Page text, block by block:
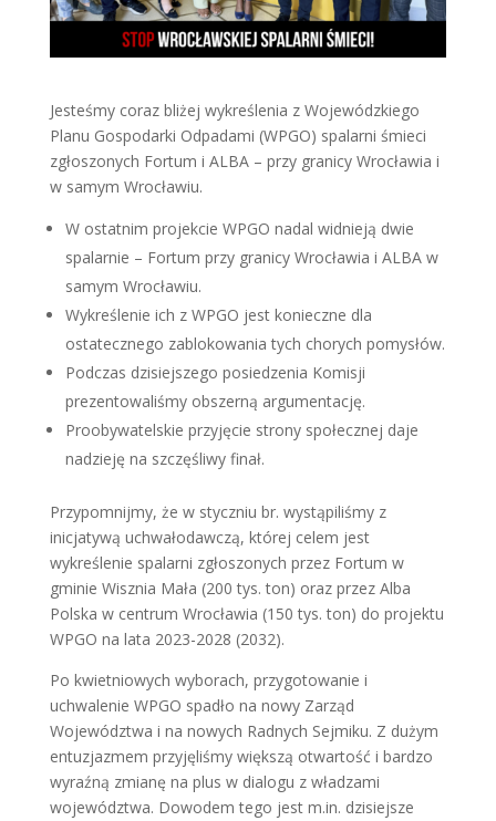
Jesteśmy coraz bliżej wykreślenia z Wojewódzkiego
Planu Gospodarki Odpadami (WPGO) spalarni śmieci
zgłoszonych Fortum i ALBA – przy granicy Wrocławia i
w samym Wrocławiu.
W ostatnim projekcie WPGO nadal widnieją dwie
spalarnie – Fortum przy granicy Wrocławia i ALBA w
samym Wrocławiu.
Wykreślenie ich z WPGO jest konieczne dla
ostatecznego zablokowania tych chorych pomysłów.
Podczas dzisiejszego posiedzenia Komisji
prezentowaliśmy obszerną argumentację.
Proobywatelskie przyjęcie strony społecznej daje
nadzieję na szczęśliwy finał.
Przypomnijmy, że w styczniu br. wystąpiliśmy z
inicjatywą uchwałodawczą, której celem jest
wykreślenie spalarni zgłoszonych przez Fortum w
gminie Wisznia Mała (200 tys. ton) oraz przez Alba
Polska w centrum Wrocławia (150 tys. ton) do projektu
WPGO na lata 2023-2028 (2032).
Po kwietniowych wyborach, przygotowanie i
uchwalenie WPGO spadło na nowy Zarząd
Województwa i na nowych Radnych Sejmiku. Z dużym
entuzjazmem przyjęliśmy większą otwartość i bardzo
wyraźną zmianę na plus w dialogu z władzami
województwa. Dowodem tego jest m.in. dzisiejsze